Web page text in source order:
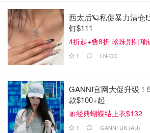
西太后🪐私促暴力清仓
钉$111
4折起+叠8折 珍珠别针项
1 LN-CC
GANNI官网大促升级！
款$100+起
🎀经典蝴蝶结上衣$132
1 GANNI UK (AU)